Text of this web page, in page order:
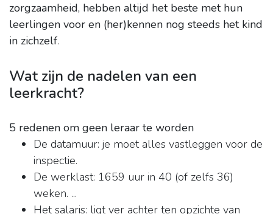
zorgzaamheid, hebben altijd het beste met hun
leerlingen voor en (her)kennen nog steeds het kind
in zichzelf.
Wat zijn de nadelen van een
leerkracht?
5 redenen om geen leraar te worden
De datamuur: je moet alles vastleggen voor de
inspectie.
De werklast: 1659 uur in 40 (of zelfs 36)
weken. ...
Het salaris: ligt ver achter ten opzichte van